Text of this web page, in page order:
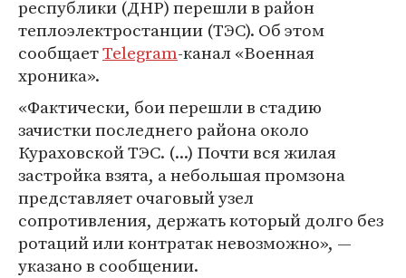
республики (ДНР) перешли в район
теплоэлектростанции (ТЭС). Об этом
сообщаетTelegram-канал «Военная
хроника».
«Фактически, бои перешли в стадию
зачистки последнего района около
Кураховской ТЭС. (...) Почти вся жилая
застройка взята, а небольшая промзона
представляет очаговый узел
сопротивления, держать который долго без
ротаций или контратак невозможно», —
указано в сообщении.